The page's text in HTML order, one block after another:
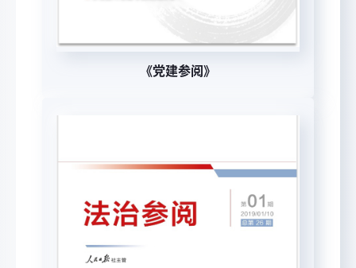
《党建参阅》